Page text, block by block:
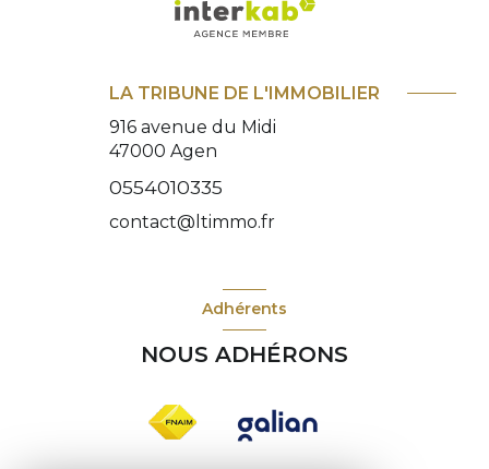
LA TRIBUNE DE L'IMMOBILIER
916 avenue du Midi
47000 Agen
0554010335
contact@ltimmo.fr
Adhérents
NOUS ADHÉRONS